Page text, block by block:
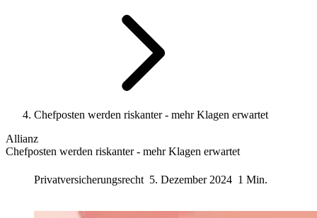
Chefposten werden riskanter - mehr Klagen erwartet
Allianz
Chefposten werden riskanter - mehr Klagen erwartet
Privatversicherungsrecht 5. Dezember 2024 1 Min.